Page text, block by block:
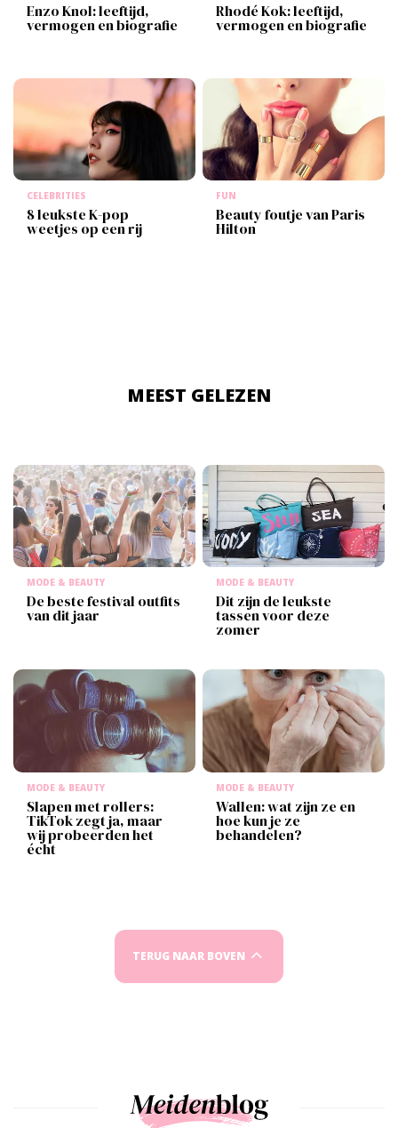
Enzo Knol: leeftijd,
vermogen en biografie
Rhodé Kok: leeftijd,
vermogen en biografie
CELEBRITIES
8 leukste K-pop
weetjes op een rij
FUN
Beauty foutje van Paris
Hilton
MEEST GELEZEN
MODE & BEAUTY
De beste festival outfits
van dit jaar
MODE & BEAUTY
Dit zijn de leukste
tassen voor deze
zomer
MODE & BEAUTY
Slapen met rollers:
TikTok zegt ja, maar
wij probeerden het
écht
MODE & BEAUTY
Wallen: wat zijn ze en
hoe kun je ze
behandelen?
TERUG NAAR BOVEN